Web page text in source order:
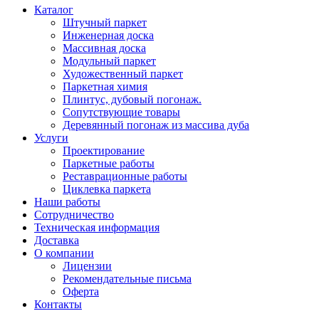
Каталог
Штучный паркет
Инженерная доска
Массивная доска
Модульный паркет
Художественный паркет
Паркетная химия
Плинтус, дубовый погонаж.
Сопутствующие товары
Деревянный погонаж из массива дуба
Услуги
Проектирование
Паркетные работы
Реставрационные работы
Циклевка паркета
Наши работы
Сотрудничество
Техническая информация
Доставка
О компании
Лицензии
Рекомендательные письма
Оферта
Контакты